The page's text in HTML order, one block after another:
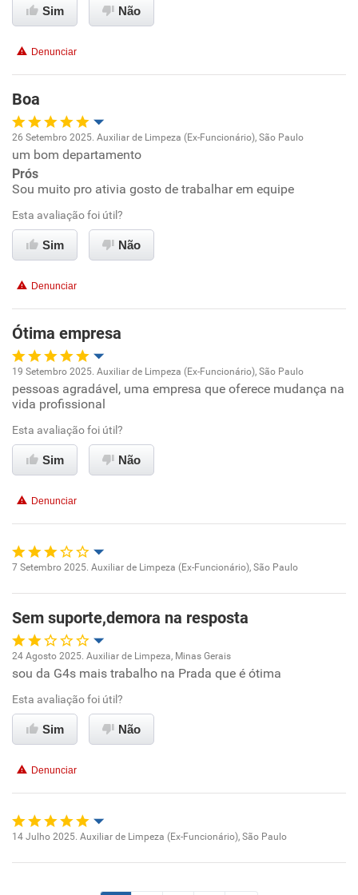
Benefícios
Recomenda esta empresa
Recomenda a diretoria
Sim Não
Denunciar
Boa
Oportunidade de promoção
Ambiente de trabalho
Conciliação com a vida familiar
Recomenda a diretoria
26 Setembro 2025. Auxiliar de Limpeza (Ex-Funcionário), São Paulo
um bom departamento
Prós
Sou muito pro ativia gosto de trabalhar em equipe
Esta avaliação foi útil?
Sim Não
Denunciar
Ótima empresa
Oportunidade de promoção
Ambiente de trabalho
Conciliação com a vida familiar
Recomenda esta empresa
Recomenda a diretoria
19 Setembro 2025. Auxiliar de Limpeza (Ex-Funcionário), São Paulo
pessoas agradável, uma empresa que oferece mudança na
vida profissional
Esta avaliação foi útil?
Sim Não
Denunciar
Ambiente de trabalho
Conciliação com a vida familiar
Benefícios
Não recomenda esta empresa
Não recomenda a diretoria
7 Setembro 2025. Auxiliar de Limpeza (Ex-Funcionário), São Paulo
Sem suporte,demora na resposta
Oportunidade de promoção
Ambiente de trabalho
Benefícios
Não recomenda esta empresa
24 Agosto 2025. Auxiliar de Limpeza, Minas Gerais
sou da G4s mais trabalho na Prada que é ótima
Esta avaliação foi útil?
Sim Não
Denunciar
14 Julho 2025. Auxiliar de Limpeza (Ex-Funcionário), São Paulo